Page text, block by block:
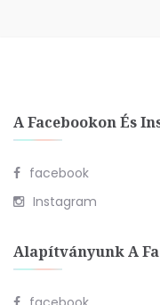
A Facebookon És
facebook
Instagram
Alapítványunk A